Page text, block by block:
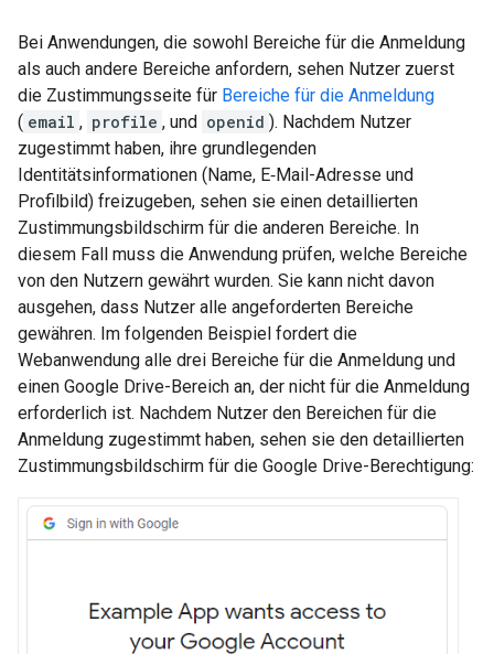
Bei Anwendungen, die sowohl Bereiche für die Anmeldung
als auch andere Bereiche anfordern, sehen Nutzer zuerst
die Zustimmungsseite für Bereiche für die Anmeldung
( email , profile , und openid ). Nachdem Nutzer
zugestimmt haben, ihre grundlegenden
Identitätsinformationen (Name, E‑Mail-Adresse und
Profilbild) freizugeben, sehen sie einen detaillierten
Zustimmungsbildschirm für die anderen Bereiche. In
diesem Fall muss die Anwendung prüfen, welche Bereiche
von den Nutzern gewährt wurden. Sie kann nicht davon
ausgehen, dass Nutzer alle angeforderten Bereiche
gewähren. Im folgenden Beispiel fordert die
Webanwendung alle drei Bereiche für die Anmeldung und
einen Google Drive-Bereich an, der nicht für die Anmeldung
erforderlich ist. Nachdem Nutzer den Bereichen für die
Anmeldung zugestimmt haben, sehen sie den detaillierten
Zustimmungsbildschirm für die Google Drive-Berechtigung: